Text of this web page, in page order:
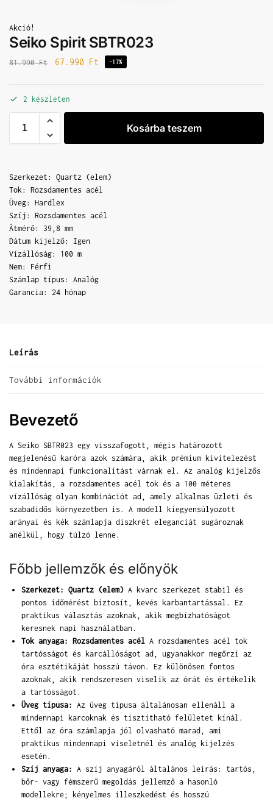
Akció!
Seiko Spirit SBTR023
81.990Ft 67.990 Ft -17%
2 készleten
Kosárba teszem
Szerkezet: Quartz (elem)
Tok: Rozsdamentes acél
Üveg: Hardlex
Szíj: Rozsdamentes acél
Átmérő: 39,8 mm
Dátum kijelző: Igen
Vízállóság: 100 m
Nem: Férfi
Számlap típus: Analóg
Garancia: 24 hónap
Leírás
További információk
Bevezető
A Seiko SBTR023 egy visszafogott, mégis határozott
megjelenésű karóra azok számára, akik prémium kivitelezést
és mindennapi funkcionalitást várnak el. Az analóg kijelzős
kialakítás, a rozsdamentes acél tok és a 100 méteres
vízállóság olyan kombinációt ad, amely alkalmas üzleti és
szabadidős környezetben is. A modell kiegyensúlyozott
arányai és kék számlapja diszkrét eleganciát sugároznak
anélkül, hogy túlzó lenne.
Főbb jellemzők és előnyök
Szerkezet: Quartz (elem) A kvarc szerkezet stabil és
pontos időmérést biztosít, kevés karbantartással. Ez
praktikus választás azoknak, akik megbízhatóságot
keresnek napi használatban.
Tok anyaga: Rozsdamentes acél A rozsdamentes acél tok
tartósságot és karcállóságot ad, ugyanakkor megőrzi az
óra esztétikáját hosszú távon. Ez különösen fontos
azoknak, akik rendszeresen viselik az órát és értékelik
a tartósságot.
Üveg típusa: Az üveg típusa általánosan ellenáll a
mindennapi karcoknak és tisztítható felületet kínál.
Ettől az óra számlapja jól olvasható marad, ami
praktikus mindennapi viseletnél és analóg kijelzés
esetén.
Szíj anyaga: A szíj anyagáról általános leírás: tartós,
bőr- vagy fémszerű megoldás jellemző a hasonló
modellekre; kényelmes illeszkedést és hosszú